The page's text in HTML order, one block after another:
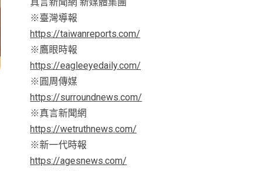
※臺灣導報
https://taiwanreports.com/
※鷹眼時報
https://eagleeyedaily.com/
※圓周傳媒
https://surroundnews.com/
※真言新聞網
https://wetruthnews.com/
※新一代時報
https://agesnews.com/